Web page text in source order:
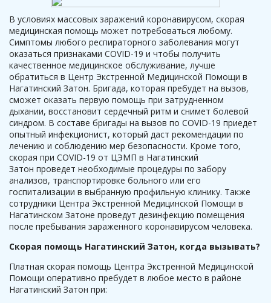
В условиях массовых заражений коронавирусом, скорая
медицинская помощь может потребоваться любому.
Симптомы любого респираторного заболевания могут
оказаться признаками COVID-19 и чтобы получить
качественное медицинское обслуживание, лучше
обратиться в Центр Экстренной Медицинской Помощи в
Нагатинский Затон. Бригада, которая пребудет на вызов,
сможет оказать первую помощь при затрудненном
дыхании, восстановит сердечный ритм и снимет болевой
синдром. В составе бригады на вызов по COVID-19 приедет
опытный инфекционист, который даст рекомендации по
лечению и соблюдению мер безопасности. Кроме того,
скорая при COVID-19 от ЦЭМП в Нагатинский
Затон проведет необходимые процедуры по забору
анализов, транспортировке больного или его
госпитализации в выбранную профильную клинику. Также
сотрудники Центра Экстренной Медицинской Помощи в
Нагатинском Затоне проведут дезинфекцию помещения
после пребывания зараженного коронавирусом человека.
Скорая помощь Нагатинский Затон, когда вызывать?
Платная скорая помощь Центра Экстренной Медицинской
Помощи оперативно пребудет в любое место в районе
Нагатинский Затон при: